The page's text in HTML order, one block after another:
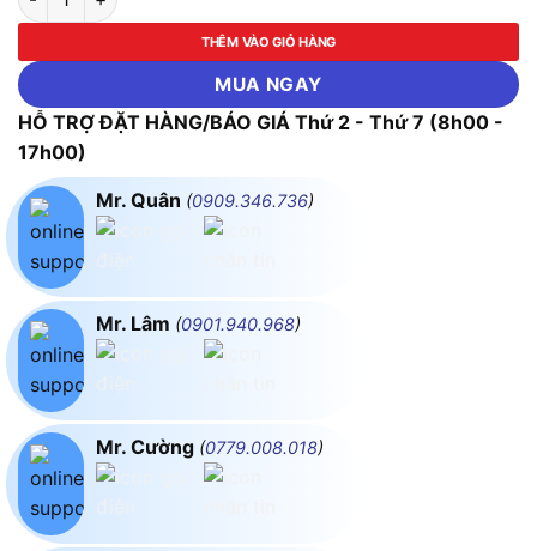
THÊM VÀO GIỎ HÀNG
MUA NGAY
HỖ TRỢ ĐẶT HÀNG/BÁO GIÁ Thứ 2 - Thứ 7 (8h00 -
17h00)
Mr. Quân (0909.346.736)
Mr. Lâm (0901.940.968)
Mr. Cường (0779.008.018)